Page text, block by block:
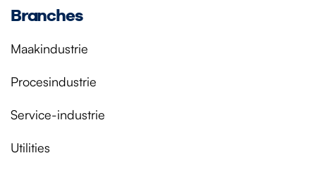
Branches
Maakindustrie
Procesindustrie
Service-industrie
Utilities